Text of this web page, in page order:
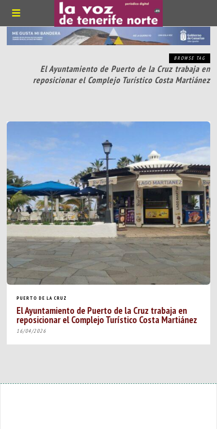
BROWSE TAG
El Ayuntamiento de Puerto de la Cruz trabaja en
reposicionar el Complejo Turístico Costa Martiánez
PUERTO DE LA CRUZ
El Ayuntamiento de Puerto de la Cruz trabaja en
reposicionar el Complejo Turístico Costa Martiánez
16/04/2026